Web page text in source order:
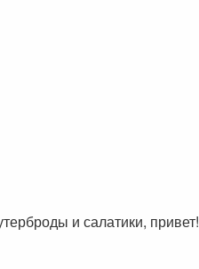
и салатики, привет!